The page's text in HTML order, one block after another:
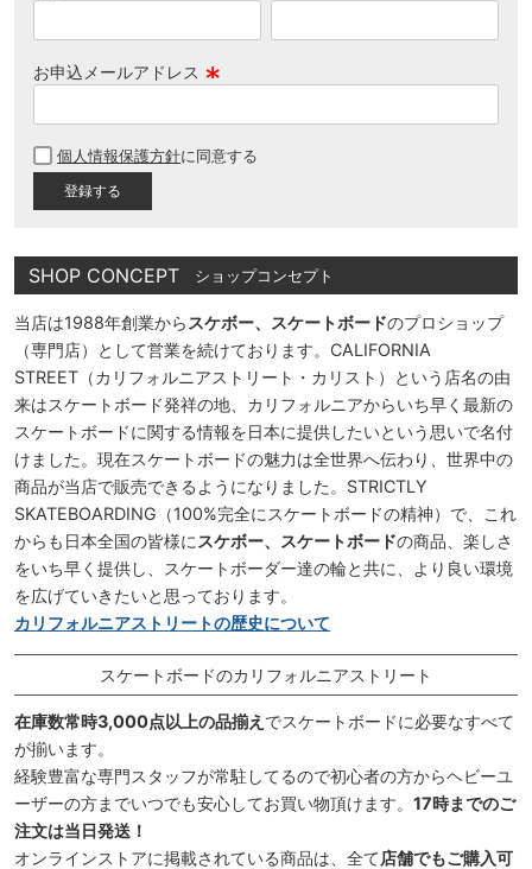
お申込メールアドレス
須
個人情報保護方針に同意する
SHOP CONCEPT ショップコンセプト
当店は1988年創業から スケボー、スケートボードのプロショップ
（専門店）として営業を続けております。CALIFORNIA
STREET（カリフォルニアストリート・カリスト）という店名の由
来はスケートボード発祥の地、カリフォルニアからいち早く最新の
スケートボードに関する情報を日本に提供したいという思いで名付
けました。現在スケートボードの魅力は全世界へ伝わり、世界中の
商品が当店で販売できるようになりました。STRICTLY
SKATEBOARDING（100%完全にスケートボードの精神）で、これ
からも日本全国の皆様に スケボー、スケートボードの商品、楽しさ
をいち早く提供し、スケートボーダー達の輪と共に、より良い環境
を広げていきたいと思っております。
カリフォルニアストリートの歴史について
スケートボードのカリフォルニアストリート
在庫数常時3,000点以上の品揃え でスケートボードに必要なすべて
が揃います。
経験豊富な専門スタッフが常駐してるので初心者の方からヘビーユ
ーザーの方までいつでも安心してお買い物頂けます。 17時までのご
注文は当日発送！
オンラインストアに掲載されている商品は、全て店舗でもご購入可